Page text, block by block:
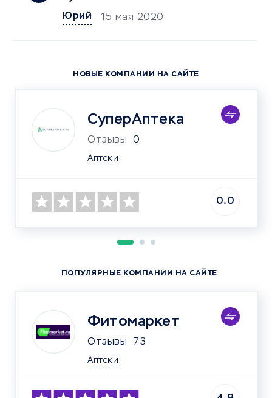
Юрий
15 мая 2020
НОВЫЕ КОМПАНИИ НА САЙТЕ
СуперАптека
Отзывы 0
Аптеки
0.0
ПОПУЛЯРНЫЕ КОМПАНИИ НА САЙТЕ
Фитомаркет
Отзывы 73
Аптеки